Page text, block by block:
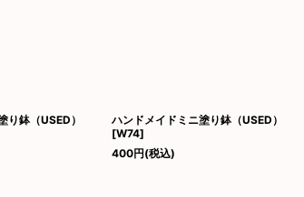
り鉢（USED）
ハンドメイドミニ塗り鉢（USED）
[W74]
400円(税込)